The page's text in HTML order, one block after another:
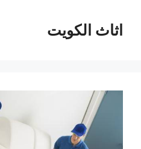
المحتوىاثاث الكويت